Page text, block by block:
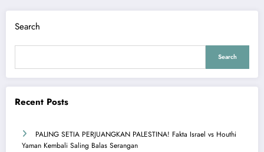
Search
Search
Recent Posts
PALING SETIA PERJUANGKAN PALESTINA! Fakta Israel vs Houthi
Yaman Kembali Saling Balas Serangan